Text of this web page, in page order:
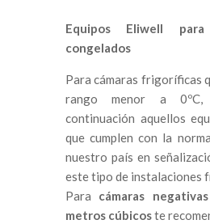
Equipos Eliwell
congelados
Para cámaras frigoríficas
rango menor a 0ºC,
continuación aquellos
que cumplen con la
nuestro país en
este tipo de instalaciones
Para cámaras
metros cúbicoste